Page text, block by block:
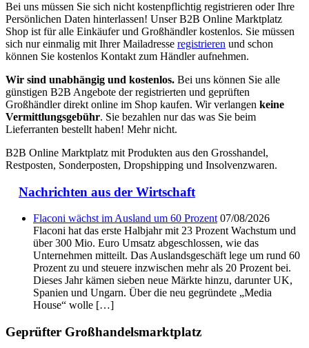
Bei uns müssen Sie sich nicht kostenpflichtig registrieren oder Ihre
Persönlichen Daten hinterlassen! Unser B2B Online Marktplatz
Shop ist für alle Einkäufer und Großhändler kostenlos. Sie müssen
sich nur einmalig mit Ihrer Mailadresse registrieren und schon
können Sie kostenlos Kontakt zum Händler aufnehmen.
Wir sind unabhängig und kostenlos. Bei uns können Sie alle
günstigen B2B Angebote der registrierten und geprüften
Großhändler direkt online im Shop kaufen. Wir verlangen keine
Vermittlungsgebühr. Sie bezahlen nur das was Sie beim
Lieferranten bestellt haben! Mehr nicht.
B2B Online Marktplatz mit Produkten aus den Grosshandel,
Restposten, Sonderposten, Dropshipping und Insolvenzwaren.
Nachrichten aus der Wirtschaft
Flaconi wächst im Ausland um 60 Prozent 07/08/2026
Flaconi hat das erste Halbjahr mit 23 Prozent Wachstum und
über 300 Mio. Euro Umsatz abgeschlossen, wie das
Unternehmen mitteilt. Das Auslandsgeschäft lege um rund 60
Prozent zu und steuere inzwischen mehr als 20 Prozent bei.
Dieses Jahr kämen sieben neue Märkte hinzu, darunter UK,
Spanien und Ungarn. Über die neu gegründete „Media
House“ wolle […]
Geprüfter Großhandelsmarktplatz